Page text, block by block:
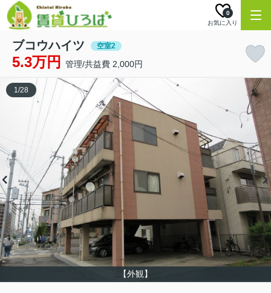
お気に入り
0
ブコウハイツ 空室2
5.3万円 管理/共益費 2,000円
【外観】
1/28